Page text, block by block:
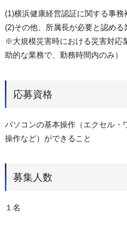
(1)横浜健康経営認証に関する事務
(2)その他、所属長が必要と認める
※大規模災害時における災害対応
助的な業務で、勤務時間内のみ）
応募資格
パソコンの基本操作（エクセル・
操作など）ができること
募集人数
１名